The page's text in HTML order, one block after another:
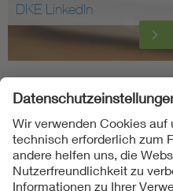
DKE LinkedIn
Folgen Sie uns